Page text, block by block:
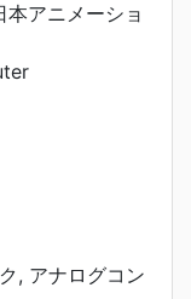
アニメーショ
, アナログコン